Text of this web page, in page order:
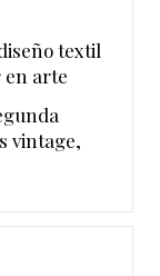
textil
en arte
vintage,